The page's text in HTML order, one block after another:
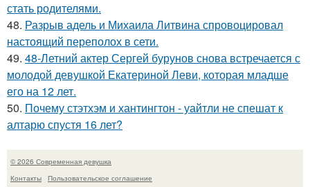
стать родителями.
48. Разрыв адель и Михаила Литвина спровоцировал
настоящий переполох в сети.
49. 48-Летний актер Сергей бурунов снова встречается с
молодой девушкой Екатериной Леви, которая младше
его на 12 лет.
50. Почему стэтхэм и хантингтон - уайтли не спешат к
алтарю спустя 16 лет?
© 2026 Современная девушка
Контакты
Пользовательское соглашение